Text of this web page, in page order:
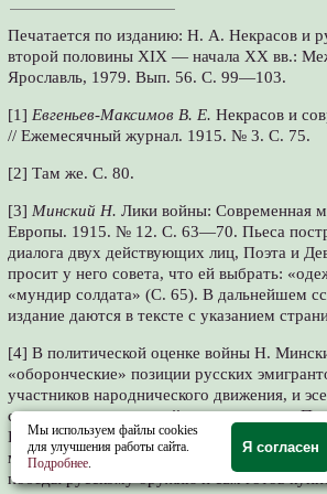
Печатается по изданию: Н. А. Некрасов и
второй половины XIX — начала XX вв.:
Ярославль, 1979. Вып. 56. С. 99—103.
[1] Евгеньев-Максимов В. Е. Некрасов и
// Ежемесячный журнал. 1915. № 3. С. 75.
[2] Там же. С. 80.
[3] Минский Н. Лики войны: Современная
Европы. 1915. № 12. С. 63—70. Пьеса
диалога двух действующих лиц, Поэта и
просит у него совета, что ей выбрать:
«мундир солдата» (С. 65). В дальнейшем
издание даются в тексте с указанием
[4] В политической оценке войны Н.
«оборонческие» позиции русских
участников народнического движения, и
своих корреспонденций, присланных из
России», Минский писал: «Теперь русский
менее страстно и искренно, чем русский
победы русскому оружию и сам готов
Мы используем файлы cookies
для улучшения работы сайта.
Подробнее.
Я согласен